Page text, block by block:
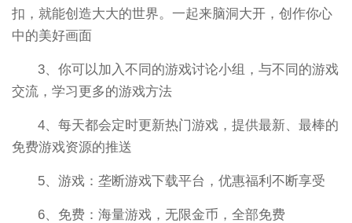
扣，就能创造大大的世界。一起来脑洞大开，创作你心
中的美好画面
3、你可以加入不同的游戏讨论小组，与不同的游戏
交流，学习更多的游戏方法
4、每天都会定时更新热门游戏，提供最新、最棒的
免费游戏资源的推送
5、游戏：垄断游戏下载平台，优惠福利不断享受
6、免费：海量游戏，无限金币，全部免费